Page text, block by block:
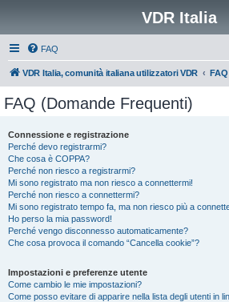
VDR Italia
FAQ
VDR Italia, comunità italiana utilizzatori VDR
FAQ (Domande Frequenti)
Connessione e registrazione
Perché devo registrarmi?
Che cosa è COPPA?
Perché non riesco a registrarmi?
Mi sono registrato ma non riesco a connettermi!
Perché non riesco a connettermi?
Mi sono registrato tempo fa, ma non riesco più a
Ho perso la mia password!
Perché vengo disconnesso automaticamente?
Che cosa provoca il comando “Cancella cookie”?
Impostazioni e preferenze utente
Come cambio le mie impostazioni?
Come posso evitare di apparire nella lista degli utenti in